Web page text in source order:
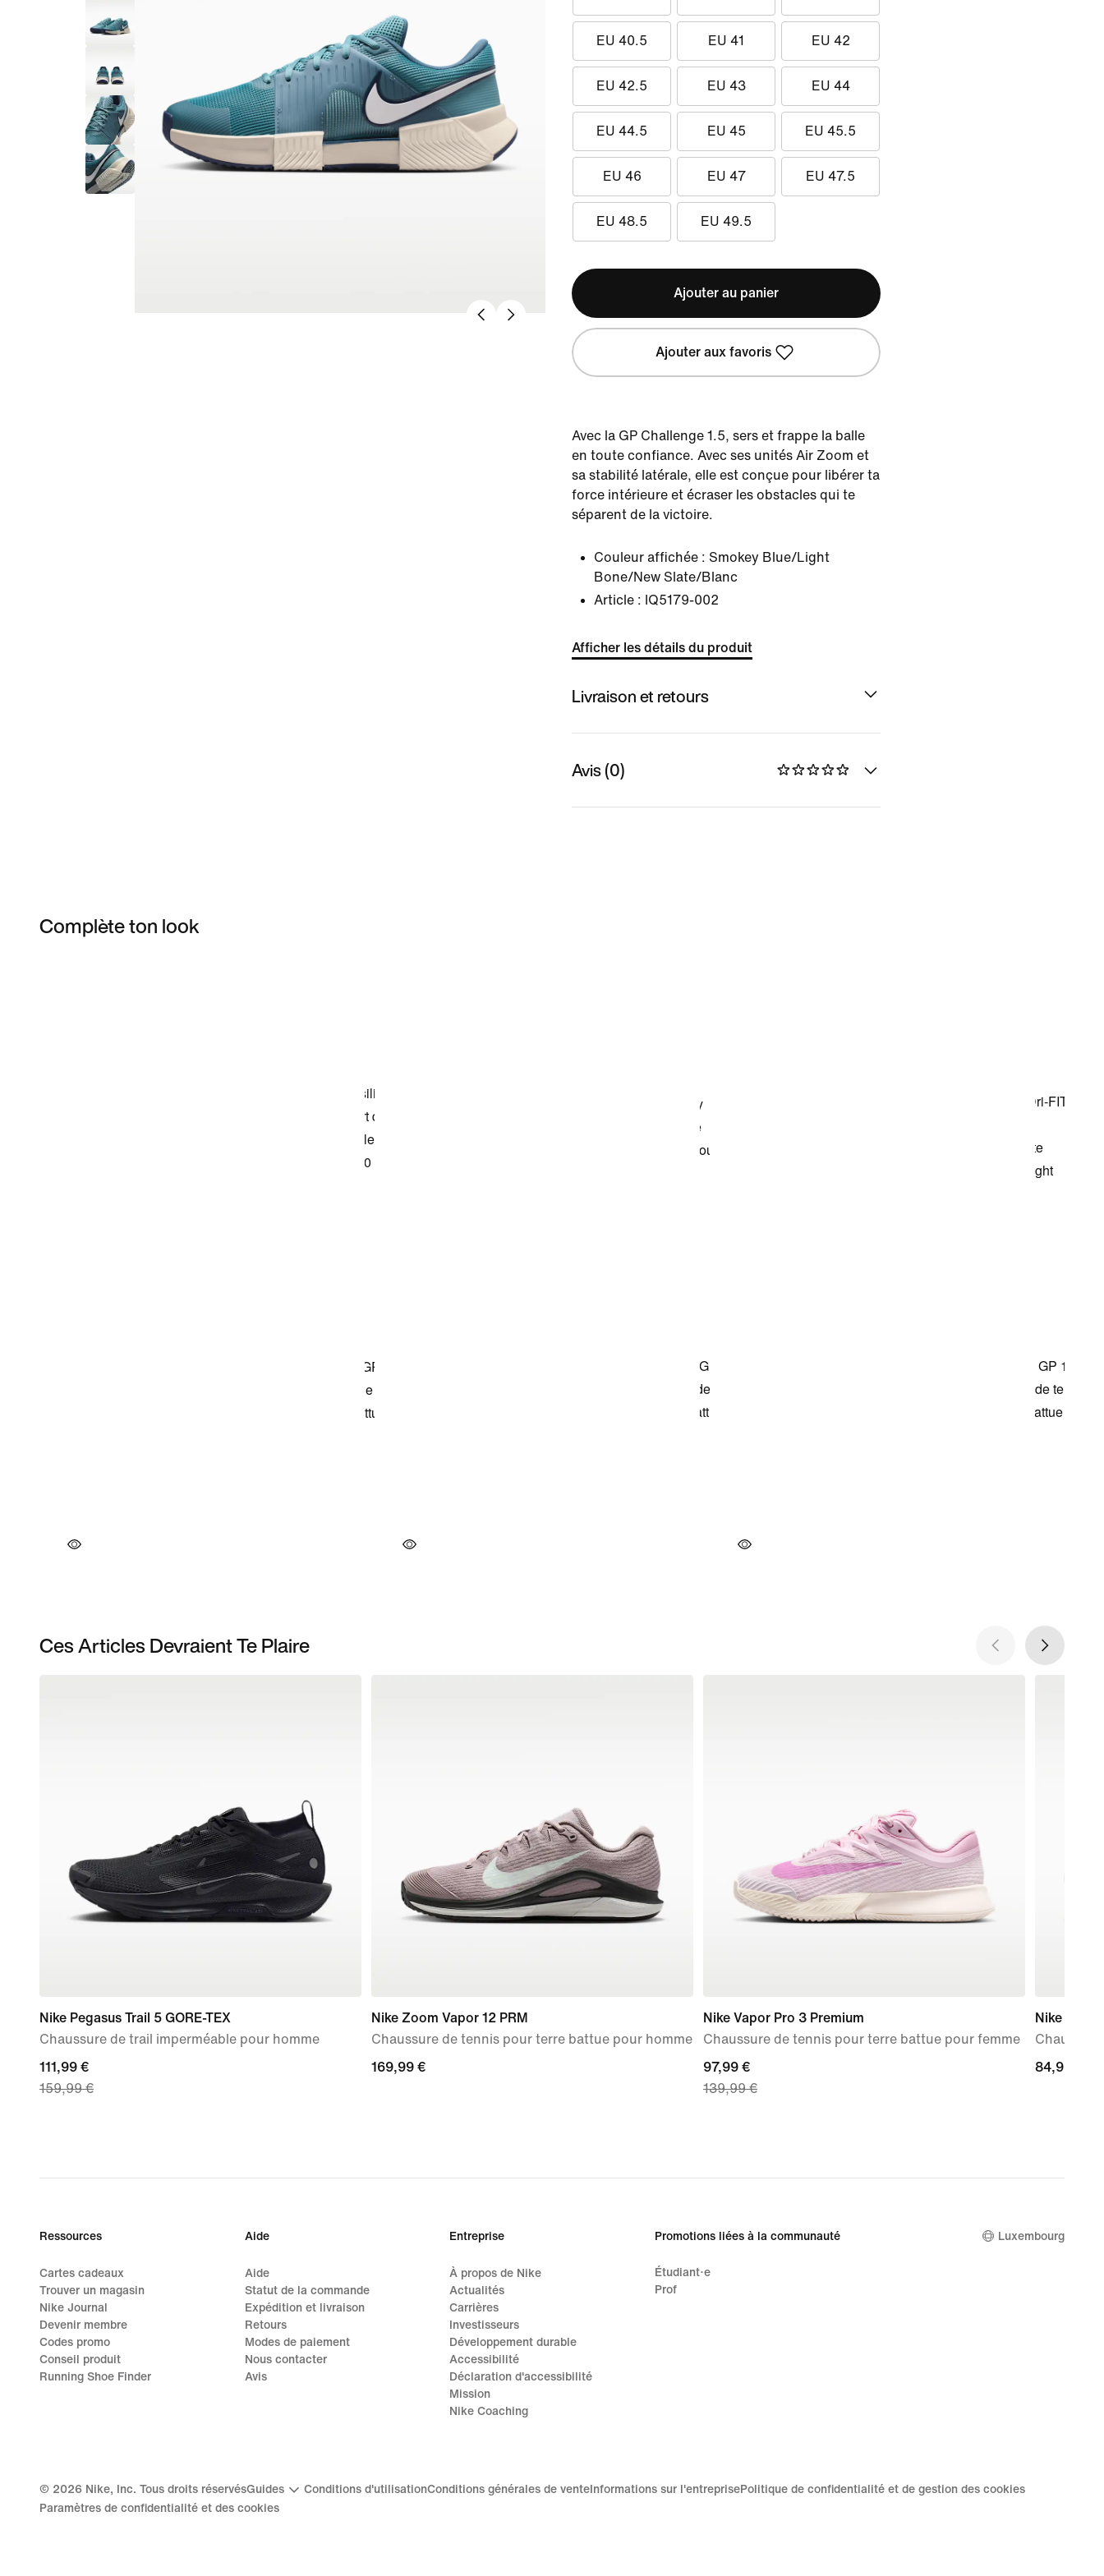
EU 40.5 EU 41 EU 42
EU 42.5 EU 43 EU 44
EU 44.5 EU 45 EU 45.5
EU 46 EU 47 EU 47.5
EU 48.5 EU 49.5
Ajouter au panier
Ajouter aux favoris
Avec la GP Challenge 1.5, sers et frappe la balle
en toute confiance. Avec ses unités Air Zoom et
sa stabilité latérale, elle est conçue pour libérer ta
force intérieure et écraser les obstacles qui te
séparent de la victoire.
Couleur affichée : Smokey Blue/Light
Bone/New Slate/Blanc
Article : IQ5179-002
Afficher les détails du produit
Livraison et retours
Avis (0)
Complète ton look
Ces Articles Devraient Te Plaire
Nike Pegasus Trail 5 GORE-TEX
Chaussure de trail imperméable pour homme
current
price
159,99 €
111,99 €
159,99 €
Nike Zoom Vapor 12 PRM
Chaussure de tennis pour terre battue pour homme
169,99 €
169,99 €
Nike Vapor Pro 3 Premium
Chaussure de tennis pour terre battue pour femme
current
price
139,99 €
97,99 €
139,99 €
Nike
84,99 €
84,99 €
Ressources
Cartes cadeaux
Trouver un magasin
Nike Journal
Devenir membre
Codes promo
Conseil produit
Running Shoe Finder
Aide
Aide
Statut de la commande
Expédition et livraison
Retours
Modes de paiement
Nous contacter
Avis
Entreprise
À propos de Nike
Actualités
Carrières
Investisseurs
Développement durable
Accessibilité
Déclaration d'accessibilité
Mission
Nike Coaching
Promotions liées à la communauté
Étudiant·e
Prof
Luxembourg
© 2026 Nike, Inc. Tous droits réservésGuides Conditions d'utilisationConditions générales de vente Informations sur l'entreprisePolitique de confidentialité et de gestion des cookies
Paramètres de confidentialité et des cookies